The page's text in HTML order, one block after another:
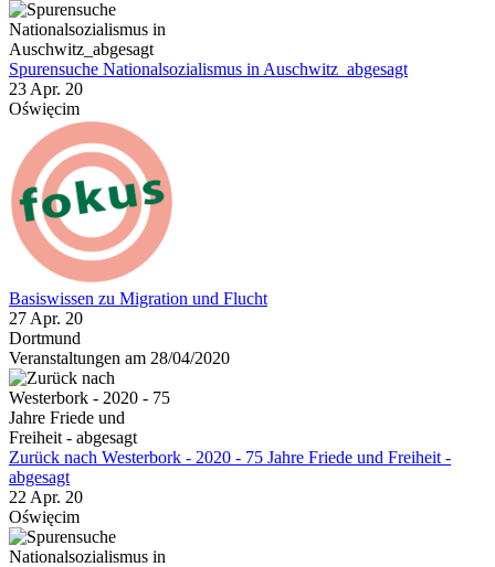
Spurensuche Nationalsozialismus in Auschwitz_abgesagt
23 Apr. 20
Oświęcim
Basiswissen zu Migration und Flucht
27 Apr. 20
Dortmund
Veranstaltungen am 28/04/2020
Zurück nach Westerbork - 2020 - 75 Jahre Friede und Freiheit -
abgesagt
22 Apr. 20
Oświęcim